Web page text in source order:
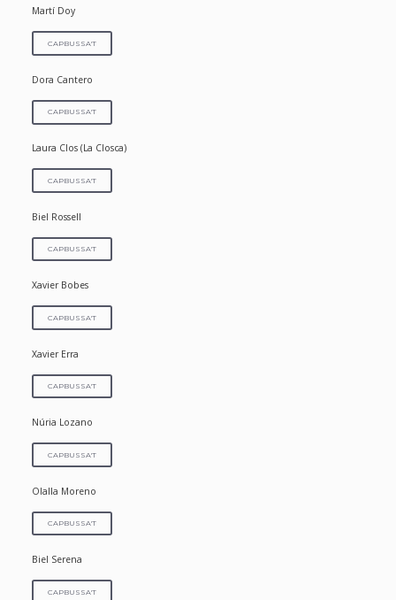
Martí Doy
CAPBUSSA'T
Dora Cantero
CAPBUSSA'T
Laura Clos (La Closca)
CAPBUSSA'T
Biel Rossell
CAPBUSSA'T
Xavier Bobes
CAPBUSSA'T
Xavier Erra
CAPBUSSA'T
Núria Lozano
CAPBUSSA'T
Olalla Moreno
CAPBUSSA'T
Biel Serena
CAPBUSSA'T